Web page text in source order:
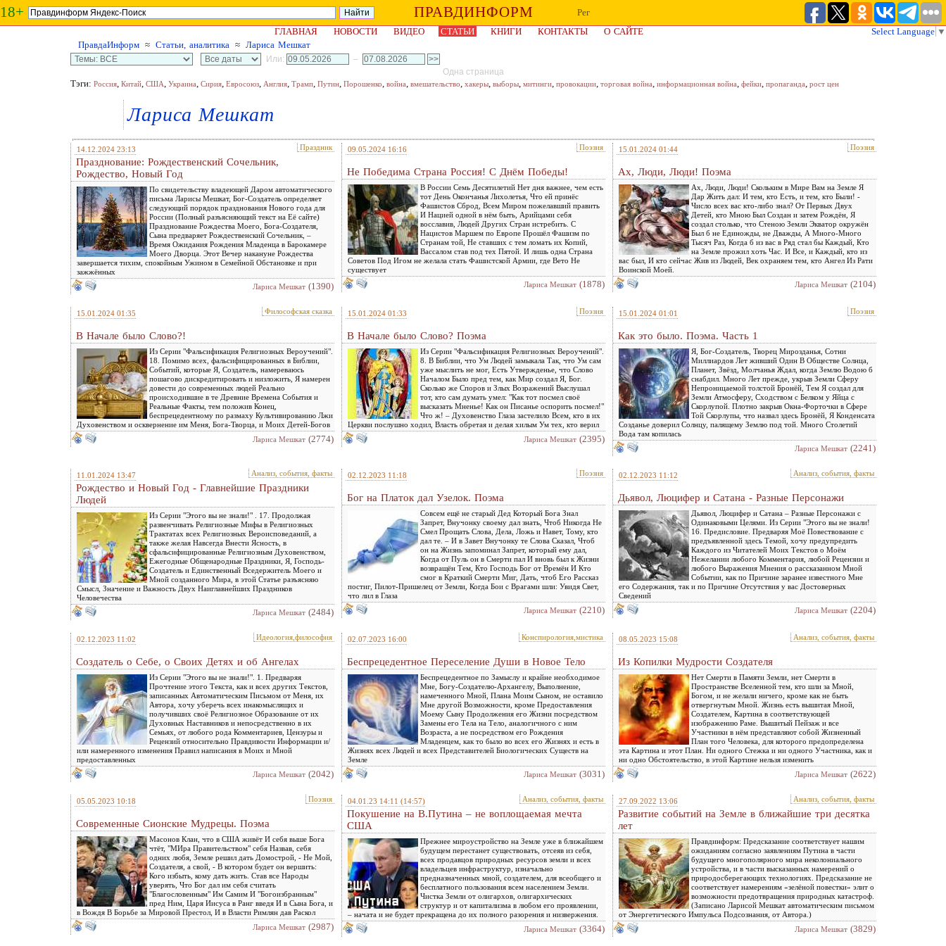
18+ ПРАВДИНФОРМ
Рег
ГЛАВНАЯ
НОВОСТИ ВИДЕО СТАТЬИ КНИГИ КОНТАКТЫ О САЙТЕ Select Language ▼
ПравдаИнформ ≈ Статьи, аналитика ≈ Лариса Мешкат
Или:
–
Одна страница
Тэги: Россия, Китай, США, Украина, Сирия, Евросоюз, Англия, Трамп, Путин, Порошенко, война, вмешательство, хакеры, выборы, митинги, провокации, торговая война, информационная война, фейки, пропаганда, рост цен
Лариса Мешкат
14.12.2024 23:13 Праздник
Празднование: Рождественский Сочельник,
Рождество, Новый Год
По свидетельству владеющей Даром автоматического
письма Ларисы Мешкат, Бог-Создатель определяет
следующий порядок празднования Нового года для
России (Полный разъясняющий текст на Её сайте)
Празднование Рождества Моего, Бога-Создателя,
Сына предваряет Рождественский Сочельник, –
Время Ожидания Рождения Младенца в Барокамере
Моего Дворца. Этот Вечер накануне Рождества
завершается тихим, спокойным Ужином в Семейной Обстановке и при
зажжённых
Лариса Мешкат (1390)
09.05.2024 16:16 Поэзия
Не Победима Страна Россия! С Днём Победы!
В России Семь Десятилетий Нет дня важнее, чем есть
тот День Окончанья Лихолетья, Что ей принёс
Фашистов Сброд, Всем Миром пожелавший править
И Нацией одной в нём быть, Арийцами себя
восславив, Людей Других Стран истребить. С
Нацистов Маршем по Европе Прошёл Фашизм по
Странам той, Не ставших с тем ломать их Копий,
Вассалом став под тех Пятой. И лишь одна Страна
Советов Под Игом не желала стать Фашистской Армии, где Вето Не
существует
Лариса Мешкат (1878)
15.01.2024 01:44 Поэзия
Ах, Люди, Люди! Поэма
Ах, Люди, Люди! Скольким в Мире Вам на Земле Я
Дар Жить дал: И тем, кто Есть, и тем, кто Были! -
Число всех вас кто-либо знал? От Первых Двух
Детей, кто Мною Был Создан и затем Рождён, Я
создал столько, что Стеною Земли Экватор окружён
Был б не Единожды, не Дважды, А Много-Много
Тысяч Раз, Когда б из вас в Ряд стал бы Каждый, Кто
на Земле прожил хоть Час. И Все, и Каждый, кто из
вас был, И кто сейчас Жив из Людей, Век охраняем тем, кто Ангел Из Рати
Воинской Моей.
Лариса Мешкат (2104)
15.01.2024 01:35 Философская сказка
В Начале было Слово?!
Из Серии "Фальсификация Религиозных Вероучений".
18. Помимо всех, фальсифицированных в Библии,
Событий, которые Я, Создатель, намереваюсь
пошагово дискредитировать и низложить, Я намерен
довести до современных людей Реально
происходившие в те Древние Времена События и
Реальные Факты, тем положив Конец,
беспрецедентному по размаху Культивированию Лжи
Духовенством и осквернение им Меня, Бога-Творца, и Моих Детей-Богов
Лариса Мешкат (2774)
15.01.2024 01:33 Поэзия
В Начале было Слово? Поэма
Из Серии "Фальсификация Религиозных Вероучений".
8. В Библии, что Ум Людей замыкала Так, что Ум сам
уже мыслить не мог, Есть Утвержденье, что Слово
Началом Было пред тем, как Мир создал Я, Бог.
Сколько же Споров и Злых Возражений Выслушал
тот, кто сам думать умел: "Как тот посмел своё
высказать Мненье! Как он Писанье оспорить посмел!"
Что ж! – Духовенство Глаза застелило Всем, кто в их
Церкви послушно ходил, Власть обретая и делая хилым Ум тех, кто верил
Лариса Мешкат (2395)
15.01.2024 01:01 Поэзия
Как это было. Поэма. Часть 1
Я, Бог-Создатель, Творец Мирозданья, Сотни
Миллиардов Лет живший Один В Обществе Солнца,
Планет, Звёзд, Молчанья Ждал, когда Землю Водою б
снабдил. Много Лет прежде, укрыв Земли Сферу
Непроницаемой толстой Бронёй, Тем Я создал для
Земли Атмосферу, Сходством с Белком у Яйца с
Скорлупой. Плотно закрыв Окна-Форточки в Сфере
Той Скорлупы, что назвал здесь Бронёй, Я Конденсата
Созданье доверил Солнцу, палящему Землю под той. Много Столетий
Вода там копилась
Лариса Мешкат (2241)
11.01.2024 13:47 Анализ, события, факты
Рождество и Новый Год - Главнейшие Праздники
Людей
Из Серии "Этого вы не знали!" . 17. Продолжая
развенчивать Религиозные Мифы в Религиозных
Трактатах всех Религиозных Вероисповеданий, а
также желая Навсегда Внести Ясность, в
сфальсифицированные Религиозным Духовенством,
Ежегодные Общенародные Праздники, Я, Господь-
Создатель и Единственный Вседержитель Моего и
Мной созданного Мира, в этой Статье разъясняю
Смысл, Значение и Важность Двух Наиглавнейших Праздников
Человечества
Лариса Мешкат (2484)
02.12.2023 11:18 Поэзия
Бог на Платок дал Узелок. Поэма
Совсем ещё не старый Дед Который Бога Знал
Запрет, Внучонку своему дал знать, Чтоб Никогда Не
Смел Прощать Слова, Дела, Ложь и Навет, Тому, кто
дал те. – И в Завет Внучонку те Слова Сказал, Чтоб
он на Жизнь запоминал Запрет, который ему дал,
Когда от Пуль он в Смерти пал И вновь был к Жизни
возвращён Тем, Кто Господь Бог от Времён И Кто
смог в Краткий Смерти Миг, Дать, чтоб Его Рассказ
постиг, Пилот-Пришелец от Земли, Когда Бои с Врагами шли: Увидя Свет,
что лил в Глаза
Лариса Мешкат (2210)
02.12.2023 11:12 Анализ, события, факты
Дьявол, Люцифер и Сатана - Разные Персонажи
Дьявол, Люцифер и Сатана – Разные Персонажи с
Одинаковыми Целями. Из Серии "Этого вы не знали!
16. Предисловие. Предваряя Моё Повествование с
предъявленной здесь Темой, хочу предупредить
Каждого из Читателей Моих Текстов о Моём
Нежелании любого Комментария, любой Рецензии и
любого Выражения Мнения о рассказанном Мной
Событии, как по Причине заранее известного Мне
его Содержания, так и по Причине Отсутствия у вас Достоверных
Сведений
Лариса Мешкат (2204)
02.12.2023 11:02 Идеология,философия
Создатель о Себе, о Своих Детях и об Ангелах
Из Серии "Этого вы не знали!". 1. Предваряя
Прочтение этого Текста, как и всех других Текстов,
записанных Автоматическим Письмом от Меня, их
Автора, хочу уберечь всех инакомыслящих и
получивших своё Религиозное Образование от их
Духовных Наставников и непосредственно в их
Семьях, от любого рода Комментариев, Цензуры и
Рецензий относительно Правдивости Информации и/
или намеренного изменения Правил написания в Моих и Мной
предоставленных
Лариса Мешкат (2042)
02.07.2023 16:00 Конспирология,мистика
Беспрецедентное Переселение Души в Новое Тело
Беспрецедентное по Замыслу и крайне необходимое
Мне, Богу-Создателю-Архангелу, Выполнение,
намеченного Мной, Плана Моим Сыном, не оставило
Мне другой Возможности, кроме Предоставления
Моему Сыну Продолжения его Жизни посредством
Замены его Тела на Тело, аналогичного с ним
Возраста, а не посредством его Рождения
Младенцем, как то было во всех его Жизнях и есть в
Жизнях всех Людей и всех Представителей Биологических Существ на
Земле
Лариса Мешкат (3031)
08.05.2023 15:08 Анализ, события, факты
Из Копилки Мудрости Создателя
Нет Смерти в Памяти Земли, нет Смерти в
Пространстве Вселенной тем, кто шли за Мной,
Богом, и не желали ничего, кроме как не быть
отвергнутым Мной. Жизнь есть вышитая Мной,
Создателем, Картина в соответствующей
изображению Раме. Вышитый Пейзаж и все
Участники в нём представляют собой Жизненный
План того Человека, для которого предопределена
эта Картина и этот План. Ни одного Стежка и ни одного Участника, как и
ни одно Обстоятельство, в этой Картине нельзя изменить
Лариса Мешкат (2622)
05.05.2023 10:18 Поэзия
Современные Сионские Мудрецы. Поэма
Масонов Клан, что в США живёт И себя выше Бога
чтёт, "МИра Правительством" себя Назвав, себя
одних любя, Земле решил дать Домострой, - Не Мой,
Создателя, а свой, - В котором будет он вершить:
Кого избыть, кому дать жить. Став все Народы
уверять, Что Бог дал им себя считать
"Благословенным" Им Самим И "Богоизбранным"
пред Ним, Царя Иисуса в Ранг введя И в Сына Бога, и
в Вождя В Борьбе за Мировой Престол, И в Власти Римлян дав Раскол
Лариса Мешкат (2987)
04.01.23 14:11 (14:57) Анализ, события, факты
Покушение на В.Путина – не воплощаемая мечта
США
Прежнее мироустройство на Земле уже в ближайшем
будущем перестанет существовать, отсеяв из себя,
всех продавцов природных ресурсов земли и всех
владельцев инфраструктур, изначально
предназначенных мной, создателем, для всеобщего и
бесплатного пользования всем населением Земли.
Чистка Земли от олигархов, олигархических
структур и от капитализма в любом его проявлении,
– начата и не будет прекращена до их полного разорения и низвержения.
Лариса Мешкат (3364)
27.09.2022 13:06 Анализ, события, факты
Развитие событий на Земле в ближайшие три десятка
лет
Правдинформ: Предсказание соответствует нашим
ожиданиям согласно заявлениям Путина в части
будущего многополярного мира неколониального
устройства, и в части высказанных намерений о
природосберегающих технологиях. Предсказание не
соответствует намерениям «зелёной повестки» элит о
возможности предотвращения природных катастроф.
(Записано Ларисой Мешкат автоматическим письмом
от Энергетического Импульса Подсознания, от Автора.)
Лариса Мешкат (3829)